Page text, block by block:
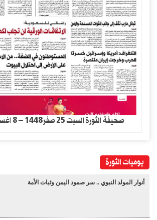
صحيفة الثورة السبت 25 صفر1448 – 8 اغسطس 2026
يوميات الثورة
أنوار المولد النبوي .. سر صمود اليمن وثبات الأمة